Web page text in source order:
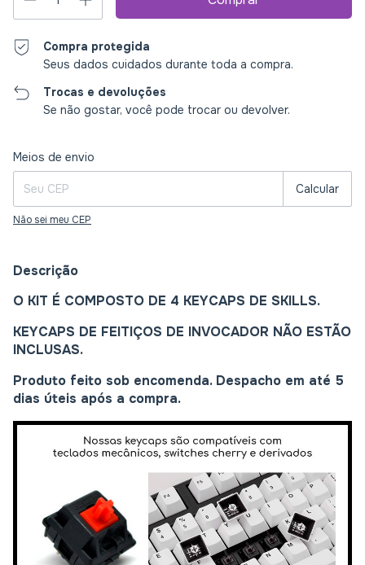
Compra protegida
Seus dados cuidados durante toda a compra.
Trocas e devoluções
Se não gostar, você pode trocar ou devolver.
Entregas para o CEP:
Meios de envio
Calcular
Não sei meu CEP
Descrição
O KIT É COMPOSTO DE 4 KEYCAPS DE SKILLS.
KEYCAPS DE FEITIÇOS DE INVOCADOR NÃO ESTÃO
INCLUSAS.
Produto feito sob encomenda. Despacho em até 5
dias úteis após a compra.